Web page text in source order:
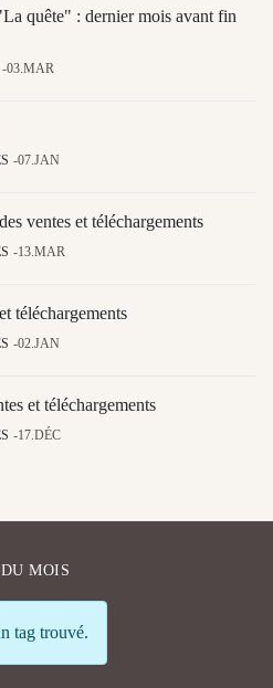
quête" : dernier mois avant fin
03.MAR
07.JAN
ventes et téléchargements
13.MAR
téléchargements
02.JAN
et téléchargements
17.DÉC
MOIS
tag trouvé.